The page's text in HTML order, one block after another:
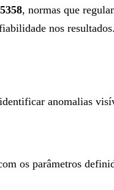
, normas que
nos
anomalias
os parâmetros